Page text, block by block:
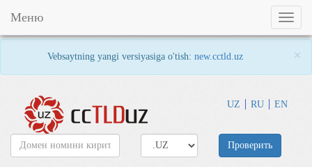
Vebsaytning yangi versiyasiga o'tish: new.cctld.uz ×
UZ RU EN
Toggle
Меню
Проверить